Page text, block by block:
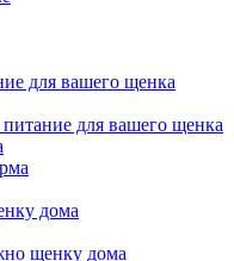
для вашего щенка
для вашего щенка
дома
щенку дома